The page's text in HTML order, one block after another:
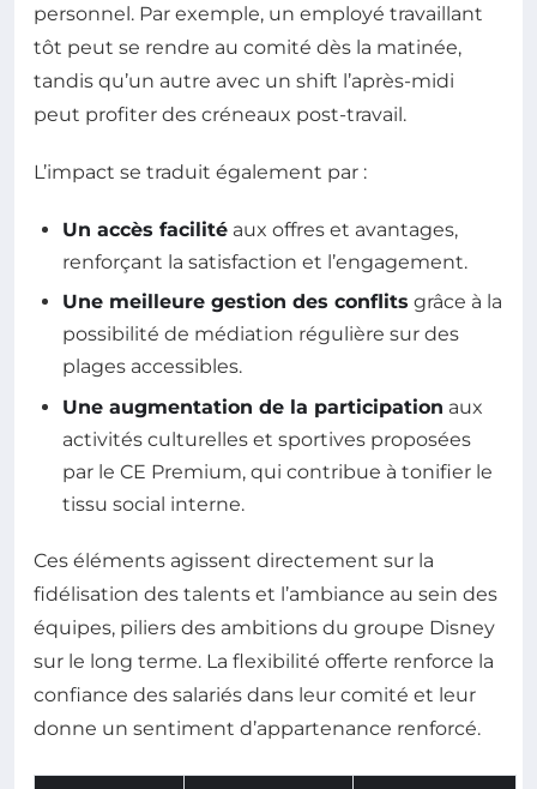
personnel. Par exemple, un employé travaillant
tôt peut se rendre au comité dès la matinée,
tandis qu’un autre avec un shift l’après-midi
peut profiter des créneaux post-travail.
L’impact se traduit également par :
Un accès facilité aux offres et avantages,
renforçant la satisfaction et l’engagement.
Une meilleure gestion des conflits grâce à la
possibilité de médiation régulière sur des
plages accessibles.
Une augmentation de la participation aux
activités culturelles et sportives proposées
par le CE Premium, qui contribue à tonifier le
tissu social interne.
Ces éléments agissent directement sur la
fidélisation des talents et l’ambiance au sein des
équipes, piliers des ambitions du groupe Disney
sur le long terme. La flexibilité offerte renforce la
confiance des salariés dans leur comité et leur
donne un sentiment d’appartenance renforcé.